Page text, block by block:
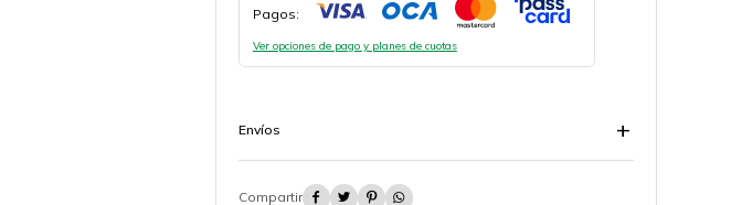
Pagos:
Ver opciones de pago y planes de cuotas
Envíos
   